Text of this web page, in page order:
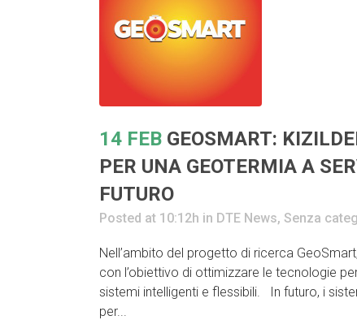
14 FEB GEOSMART:
PER UNA GEOTERMIA A
FUTURO
Posted at 10:12h in DTE News, Senza
Nell’ambito del progetto di ricerca
con l’obiettivo di ottimizzare le tecnologie
sistemi intelligenti e flessibili. In futuro, i
per...